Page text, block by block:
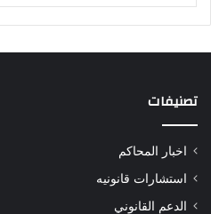
تصنيفات
اخبار المحاكم
استشارات قانونيه
الدعم القانوني